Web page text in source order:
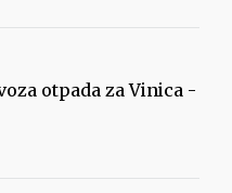
otpada za Vinica -